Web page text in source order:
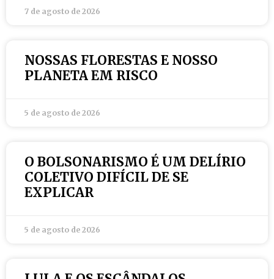
7 de agosto de 2026
NOSSAS FLORESTAS E NOSSO
PLANETA EM RISCO
5 de agosto de 2026
O BOLSONARISMO É UM DELÍRIO
COLETIVO DIFÍCIL DE SE
EXPLICAR
5 de agosto de 2026